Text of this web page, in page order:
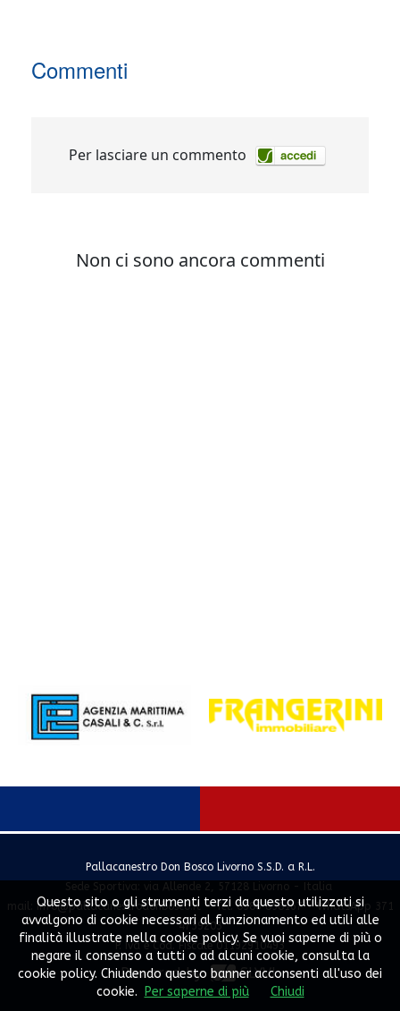
Commenti
Pallacanestro Don Bosco Livorno S.S.D. a R.L.
Sede Sportiva: via Allende 2, 57128 Livorno - Italia
mail: info@pallacanestrodonbosco.it - Tel. 0586 858167 - WhatsApp 371
4739203
P. Iva e Cod. Fiscale 01192910493
Powered by SLYVI.
Questo sito o gli strumenti terzi da questo utilizzati si
avvalgono di cookie necessari al funzionamento ed utili alle
finalità illustrate nella cookie policy. Se vuoi saperne di più o
negare il consenso a tutti o ad alcuni cookie, consulta la
cookie policy. Chiudendo questo banner acconsenti all'uso dei
cookie.
Per saperne di più Chiudi